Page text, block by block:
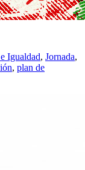
Igualdad, Jornada,
, plan de